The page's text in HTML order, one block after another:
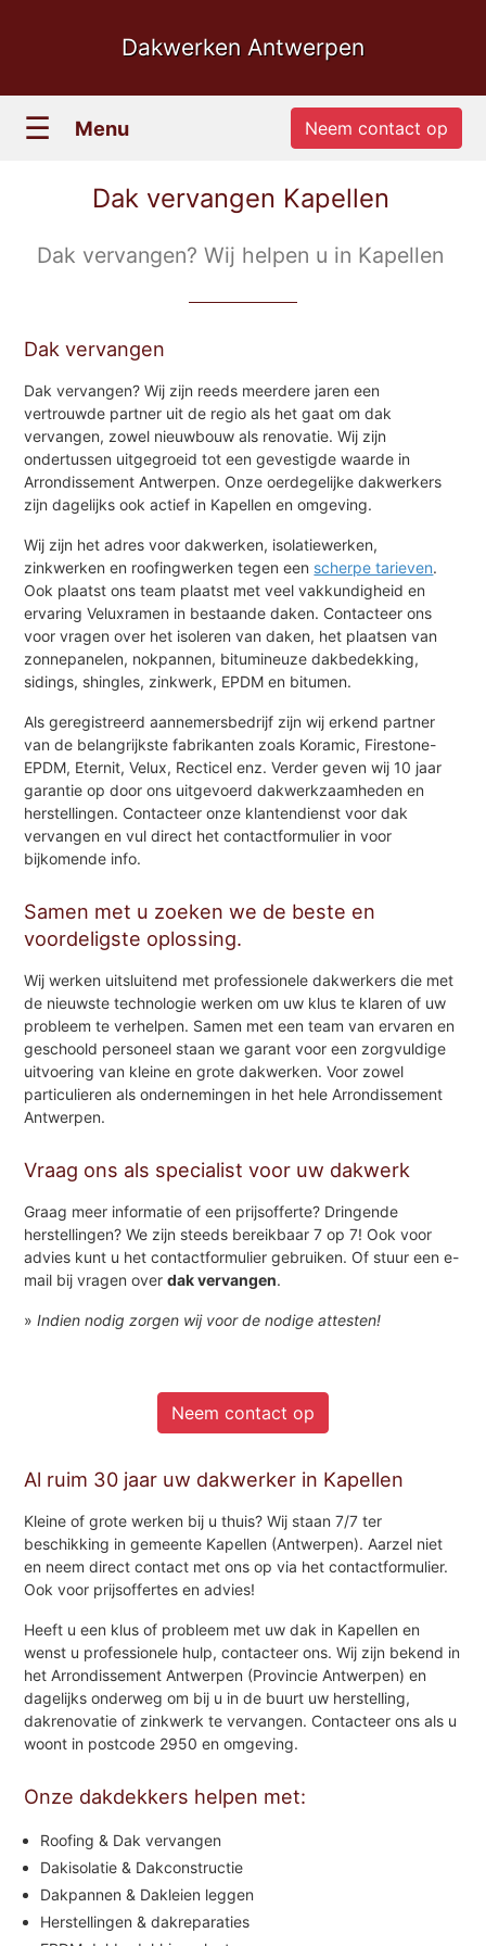
Dakwerken Antwerpen
☰ Menu Neem contact op
Dak vervangen Kapellen
Dak vervangen? Wij helpen u in Kapellen
Dak vervangen
Dak vervangen? Wij zijn reeds meerdere jaren een
vertrouwde partner uit de regio als het gaat om dak
vervangen, zowel nieuwbouw als renovatie. Wij zijn
ondertussen uitgegroeid tot een gevestigde waarde in
Arrondissement Antwerpen. Onze oerdegelijke dakwerkers
zijn dagelijks ook actief in Kapellen en omgeving.
Wij zijn het adres voor dakwerken, isolatiewerken,
zinkwerken en roofingwerken tegen een scherpe tarieven.
Ook plaatst ons team plaatst met veel vakkundigheid en
ervaring Veluxramen in bestaande daken. Contacteer ons
voor vragen over het isoleren van daken, het plaatsen van
zonnepanelen, nokpannen, bitumineuze dakbedekking,
sidings, shingles, zinkwerk, EPDM en bitumen.
Als geregistreerd aannemersbedrijf zijn wij erkend partner
van de belangrijkste fabrikanten zoals Koramic, Firestone-
EPDM, Eternit, Velux, Recticel enz. Verder geven wij 10 jaar
garantie op door ons uitgevoerd dakwerkzaamheden en
herstellingen. Contacteer onze klantendienst voor dak
vervangen en vul direct het contactformulier in voor
bijkomende info.
Samen met u zoeken we de beste en
voordeligste oplossing.
Wij werken uitsluitend met professionele dakwerkers die met
de nieuwste technologie werken om uw klus te klaren of uw
probleem te verhelpen. Samen met een team van ervaren en
geschoold personeel staan we garant voor een zorgvuldige
uitvoering van kleine en grote dakwerken. Voor zowel
particulieren als ondernemingen in het hele Arrondissement
Antwerpen.
Vraag ons als specialist voor uw dakwerk
Graag meer informatie of een prijsofferte? Dringende
herstellingen? We zijn steeds bereikbaar 7 op 7! Ook voor
advies kunt u het contactformulier gebruiken. Of stuur een e-
mail bij vragen overdak vervangen.
»Indien nodig zorgen wij voor de nodige attesten!
Neem contact op
Al ruim 30 jaar uw dakwerker in Kapellen
Kleine of grote werken bij u thuis? Wij staan 7/7 ter
beschikking in gemeente Kapellen (Antwerpen). Aarzel niet
en neem direct contact met ons op via het contactformulier.
Ook voor prijsoffertes en advies!
Heeft u een klus of probleem met uw dak in Kapellen en
wenst u professionele hulp, contacteer ons. Wij zijn bekend in
het Arrondissement Antwerpen (Provincie Antwerpen) en
dagelijks onderweg om bij u in de buurt uw herstelling,
dakrenovatie of zinkwerk te vervangen. Contacteer ons als u
woont in postcode 2950 en omgeving.
Onze dakdekkers helpen met:
Roofing & Dak vervangen
Dakisolatie & Dakconstructie
Dakpannen & Dakleien leggen
Herstellingen & dakreparaties